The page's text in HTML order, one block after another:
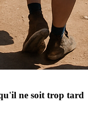
ne soit trop tard